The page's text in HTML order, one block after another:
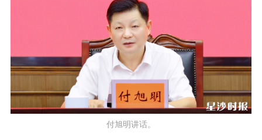
付旭明讲话。